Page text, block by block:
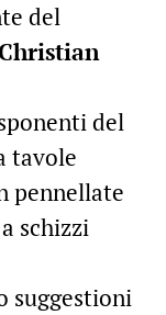
del
del
tavole
pennellate
schizzi
suggestioni